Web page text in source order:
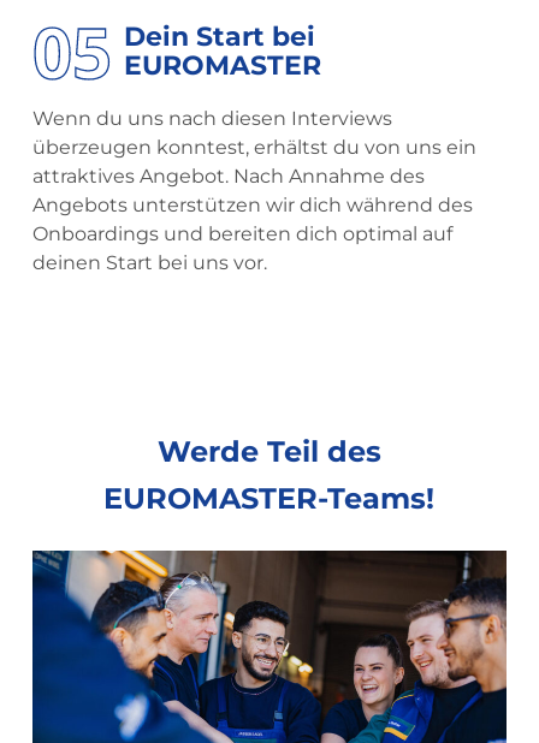
05 Dein Start bei
EUROMASTER
Wenn du uns nach diesen Interviews
überzeugen konntest, erhältst du von uns ein
attraktives Angebot. Nach Annahme des
Angebots unterstützen wir dich während des
Onboardings und bereiten dich optimal auf
deinen Start bei uns vor.
Werde Teil des
EUROMASTER-Teams!